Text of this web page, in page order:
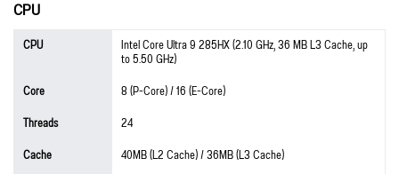
CPU
CPU Intel Core Ultra 9 285HX (2.10 GHz, 36 MB L3 Cache, up
to 5.50 GHz)
Core
8 (P-Core) / 16 (E-Core)
Threads
24
Cache
40MB (L2 Cache) / 36MB (L3 Cache)